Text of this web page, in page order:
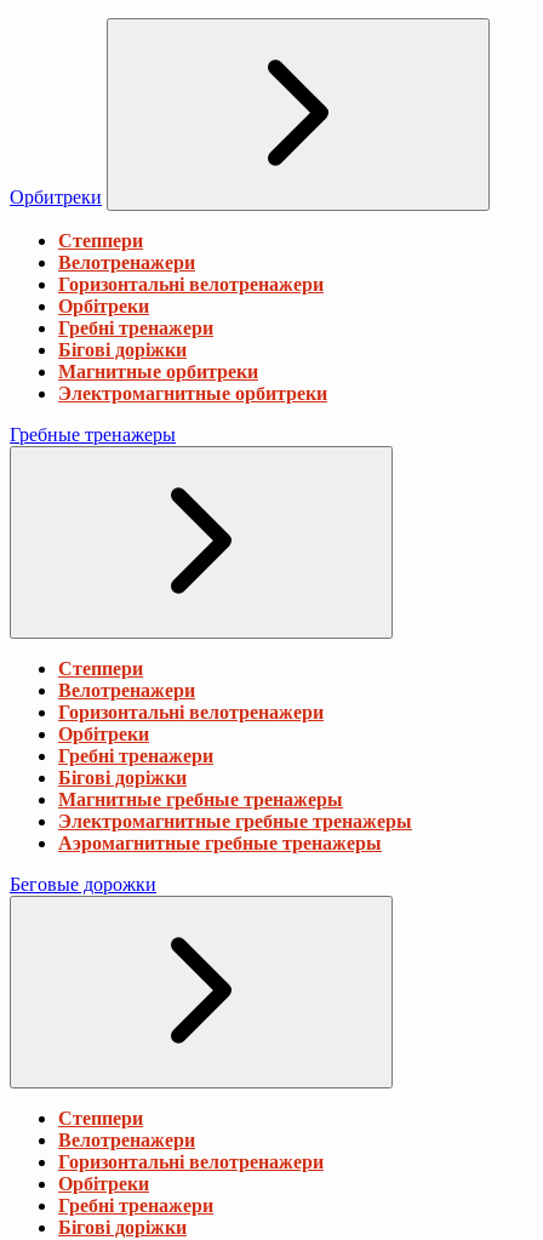
Орбитреки
Степпери
Велотренажери
Горизонтальні велотренажери
Орбітреки
Гребні тренажери
Бігові доріжки
Магнитные орбитреки
Электромагнитные орбитреки
Гребные тренажеры
Степпери
Велотренажери
Горизонтальні велотренажери
Орбітреки
Гребні тренажери
Бігові доріжки
Магнитные гребные тренажеры
Электромагнитные гребные тренажеры
Аэромагнитные гребные тренажеры
Беговые дорожки
Степпери
Велотренажери
Горизонтальні велотренажери
Орбітреки
Гребні тренажери
Бігові доріжки